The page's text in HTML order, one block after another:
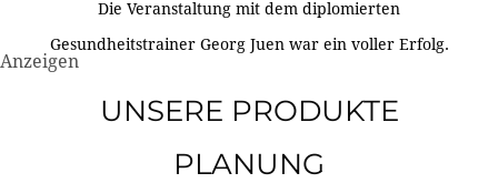
Die Veranstaltung mit dem diplomierten
Gesundheitstrainer Georg Juen war ein voller Erfolg.
Anzeigen
UNSERE PRODUKTE
PLANUNG